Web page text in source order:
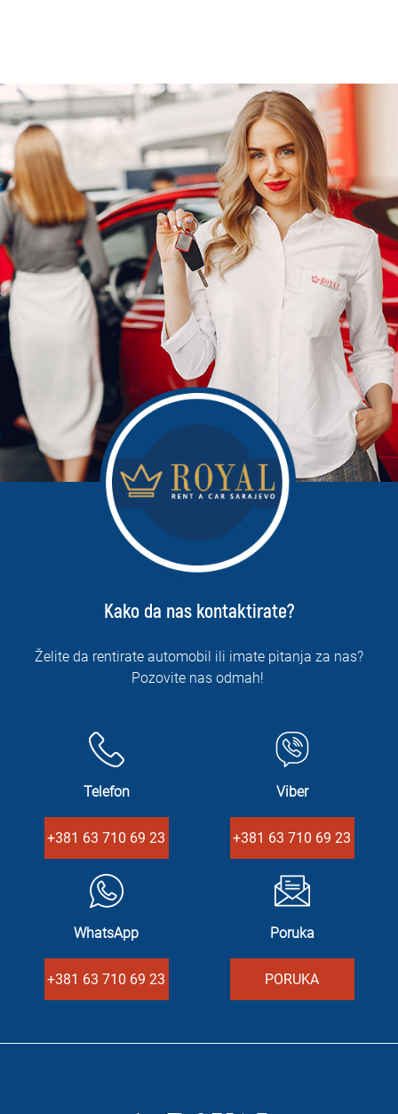
Kako da nas kontaktirate?
Želite da rentirate automobil ili imate pitanja za nas?
Pozovite nas odmah!
Telefon
+381 63 710 69 23
Viber
+381 63 710 69 23
WhatsApp
+381 63 710 69 23
Poruka
PORUKA